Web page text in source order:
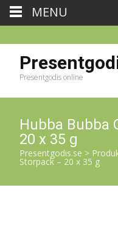
Presentgodis online
Hubba Bubba
20 x 35 g
Presentgodis.se >
Storpack – 20 x 35 g
MENU